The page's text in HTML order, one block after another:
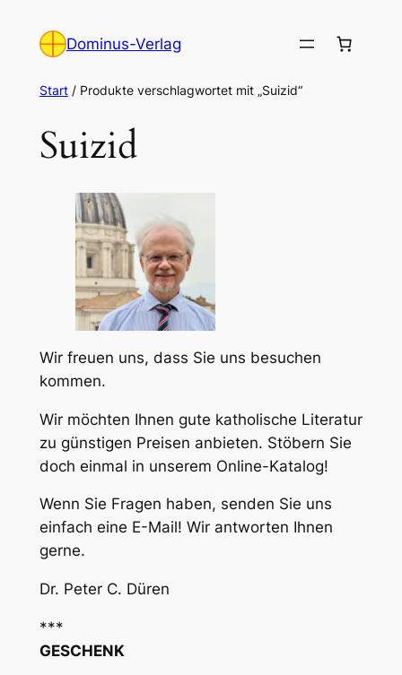
Inhalt
Dominus-Verlag
Start/ Produkte verschlagwortet mit „Suizid“
Suizid
Wir freuen uns, dass Sie uns besuchen
kommen.
Wir möchten Ihnen gute katholische Literatur
zu günstigen Preisen anbieten. Stöbern Sie
doch einmal in unserem Online-Katalog!
Wenn Sie Fragen haben, senden Sie uns
einfach eine E-Mail! Wir antworten Ihnen
gerne.
Dr. Peter C. Düren
***
GESCHENK